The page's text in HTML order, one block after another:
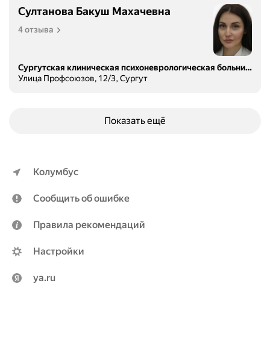
Султанова Бакуш Махачевна
4 отзыва
Сургутская клиническая психоневрологическая больница
Улица Профсоюзов, 12/3, Сургут
Показать ещё
Колумбус
Сообщить об ошибке
Правила рекомендаций
Настройки
ya.ru